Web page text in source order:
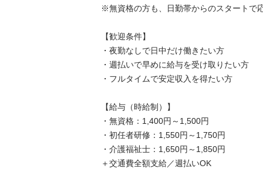
※無資格の方も、日勤帯からのスタートで
【歓迎条件】
・夜勤なしで日中だけ働きたい方
・週払いで早めに給与を受け取りたい方
・フルタイムで安定収入を得たい方
【給与（時給制）】
・無資格：1,400円～1,500円
・初任者研修：1,550円～1,750円
・介護福祉士：1,650円～1,850円
＋交通費全額支給／週払いOK